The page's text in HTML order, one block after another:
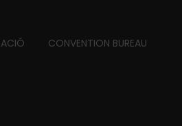
CONVENTION BUREAU